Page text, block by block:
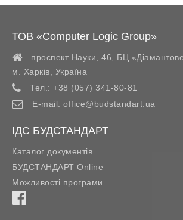
ТОВ «Computer Logic Group»
проспект Науки, 46, БЦ
м. Харків
Україна
Тел.: +38 (057) 341-80-81
E-mail: office@budstandart.ua
ІДС БУДСТАНДАРТ
Каталог документів
БУДСТАНДАРТ Online
Можливості програми